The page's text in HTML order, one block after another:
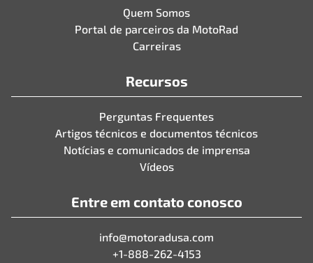
Quem Somos
Portal de parceiros da MotoRad
Carreiras
Recursos
Perguntas Frequentes
Artigos técnicos e documentos técnicos
Notícias e comunicados de imprensa
Vídeos
Entre em contato conosco
info@motoradusa.com
+1-888-262-4153